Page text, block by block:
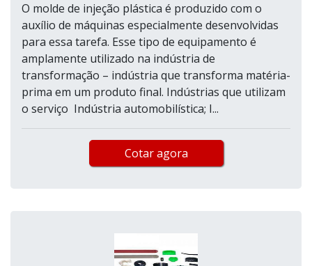
O molde de injeção plástica é produzido com o
auxílio de máquinas especialmente desenvolvidas
para essa tarefa. Esse tipo de equipamento é
amplamente utilizado na indústria de
transformação – indústria que transforma matéria-
prima em um produto final. Indústrias que utilizam
o serviço Indústria automobilística; I...
Cotar agora